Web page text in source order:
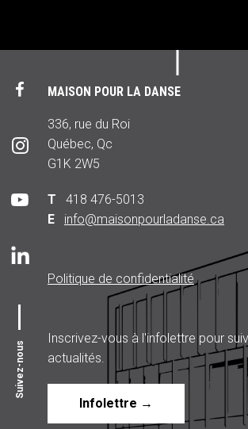
Suivez-nous
MAISON POUR LA DANSE
336, rue du Roi
Québec, Qc
G1K 2W5
T 418 476-5013
E
info@maisonpourladanse.ca
Politique de confidentialité
Inscrivez-vous à l'infolettre pour
actualités.
Infolettre →